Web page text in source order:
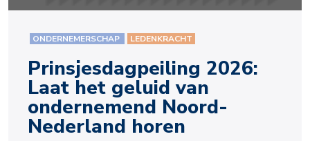
ONDERNEMERSCHAP LEDENKRACHT
Prinsjesdagpeiling 2026:
Laat het geluid van
ondernemend Noord-
Nederland horen